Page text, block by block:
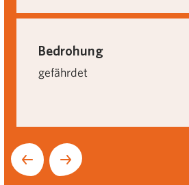
Bedrohung
gefährdet
Nächste